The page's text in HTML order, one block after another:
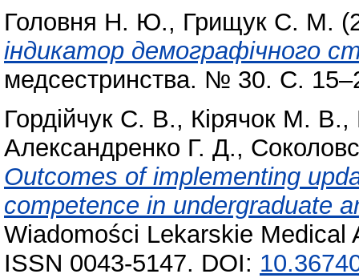
Головня Н. Ю., Грищук С. М.
індикатор демографічного
медсестринства. № 30. С.
Гордійчук С. В., Кірячок М. В.,
Александренко Г. Д.,
Outcomes of implementing
competence in undergraduate
Wiadomości Lekarskie
ISSN 0043-5147. DOI: